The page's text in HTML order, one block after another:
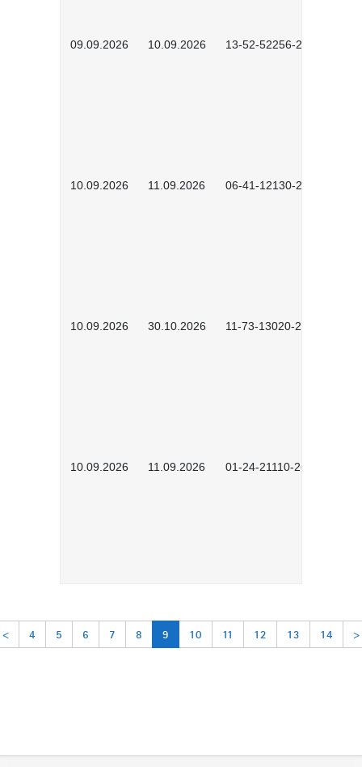
09.09.2026 10.09.2026 13-52-52256-2601
10.09.2026 11.09.2026 06-41-12130-2601
10.09.2026 30.10.2026 11-73-13020-2601
10.09.2026 11.09.2026 01-24-21110-2603
< 4 5 6 7 8 9 10 11 12 13 14 >